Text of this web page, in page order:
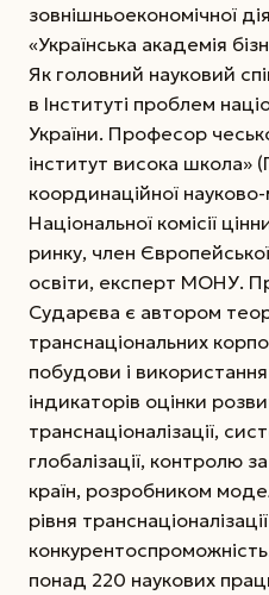
зовнішньоекономічної
«Українська академія
Як головний науковий
в Інституті проблем
України. Професор
інститут висока школа»
координаційної
Національної комісії
ринку, член
освіти, експерт МОНУ.
Сударєва є автором
транснаціональних
побудови і
індикаторів оцінки
транснаціоналізації,
глобалізації, контролю
країн, розробником
рівня
понад 220 наукових